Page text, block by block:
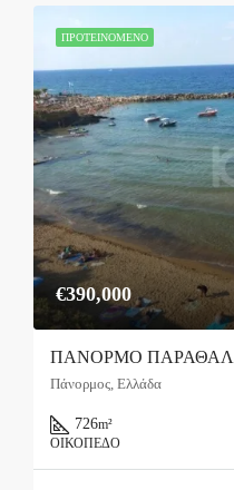
ΠΡΟΤΕΙΝΌΜΕΝΟ
€390,000
ΠΑΝΟΡΜΟ
Πάνορμος, Ελλάδα
726m²
ΟΙΚΌΠΕΔΟ